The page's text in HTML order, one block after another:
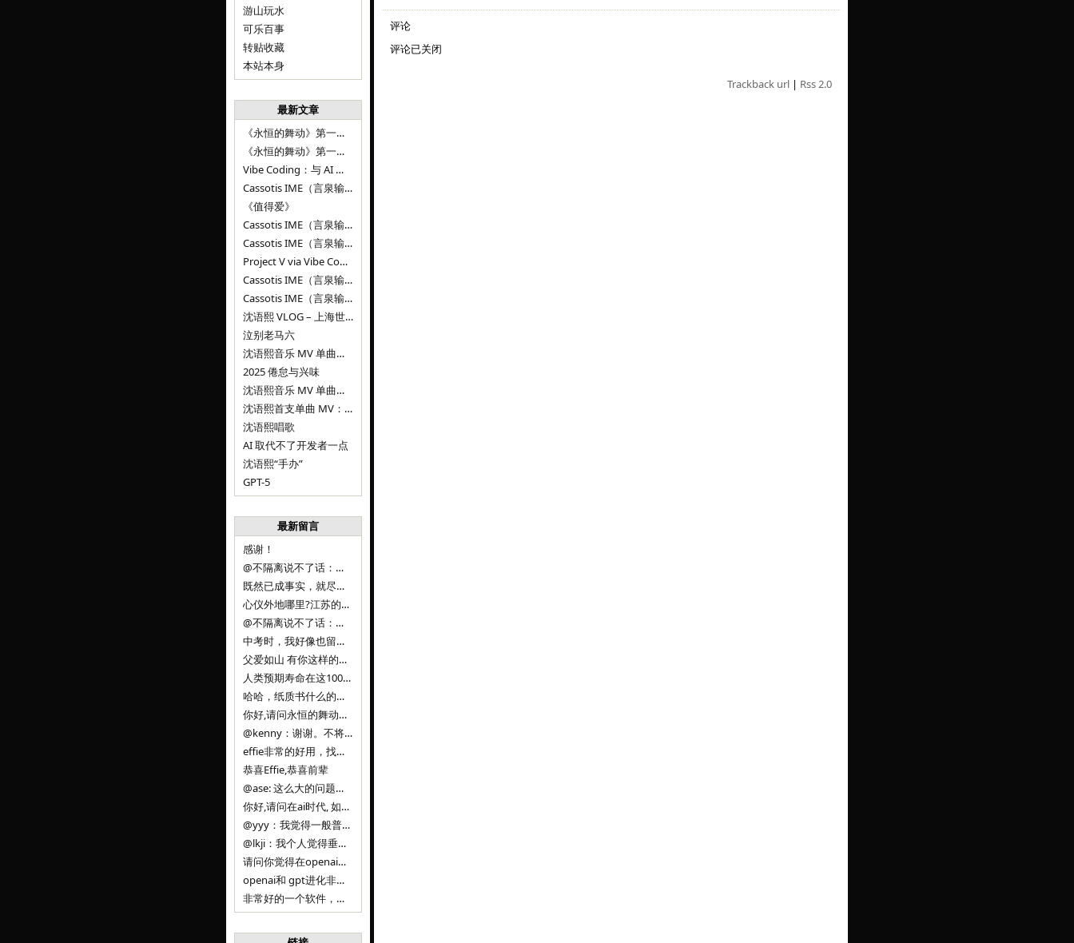
游山玩水
可乐百事
转贴收藏
本站本身
最新文章
《永恒的舞动》第一百二十八章
《永恒的舞动》第一百二十七章
Vibe Coding：与 AI 并肩进步——言泉输入法 v0.4.1
Cassotis IME（言泉输入法）v0.3.1
《值得爱》
Cassotis IME（言泉输入法）v0.2.0
Cassotis IME（言泉输入法）v0.1.0
Project V via Vibe Coding
Cassotis IME（言泉输入法）阶段二
Cassotis IME（言泉输入法）
沈语熙 VLOG – 上海世博文化公园双子山
泣别老马六
沈语熙音乐 MV 单曲第三弹：代码与白T恤
2025 倦怠与兴味
沈语熙音乐 MV 单曲第二弹：优雅时间
沈语熙首支单曲 MV：告别的倒影
沈语熙唱歌
AI 取代不了开发者一点
沈语熙“手办”
GPT-5
最新留言
感谢！
@不隔离说不了话：浙江的
既然已成事实，就尽量接受了。 事情未能如愿已是不幸，没必要为此反复纠结来进行不必要的自我惩罚。 之前问过家里的小朋友是否想学编
心仪外地哪里?江苏的？顺其自然，全面发展才是。
@不隔离说不了话：确实，一晃三年。
中考时，我好像也留言过的，可乐好像和我们考得差不多。 一晃三年，我们江苏24年，物化生612分，女孩。 其实高考只是长跑的
父爱如山 有你这样的父亲做后盾，可乐未来的路一定会走得踏实又精彩
人类预期寿命在这100年，每2-3年增长一岁，到你们这一代大概率能到100岁，46岁还是正当年,可能不是八九点中的太阳了，但还是1
哈哈，纸质书什么的目前没有打算和计划，微信读书我不太熟悉，研究看看。目前，我只发在自己博客和起点上。关于小说内容方面，谢谢你的建议
你好,请问永恒的舞动什么时候可以出版纸质书,或者登陆微信读书.另外小说内容能不能更大气一些,不要只是局限于与一对男女的爱情和ai安
@kenny：谢谢。不将GIF显示为动图，主要是考虑到Effie本身的“极简、无干扰”的设计哲学，动图无疑是“干扰”之一。
effie非常的好用，找了很多年，终于找到这款，已经推荐给身边不少朋友使用和付费。有个小建议，文档里面是否可以增加gif的动图显示
恭喜Effie,恭喜前辈
@ase: 这么大的问题，我觉得我并没有答案。又或者说，每个人（公司）有自己的答案。
你好,请问在ai时代, 如何做软件. 是像以前那样,先构建软件的功能界面和服务,比如Office,嘀嘀打车,airbnb那样的界面
@yyy：我觉得一般普通人（非技术类以及非AI专业领域的人）会接触到的大语言模型肯定是大厂的超级模型。开源模型以后会更多被用在垂直
@lkji：我个人觉得垂直模型会自成一条发展线路的。AI 落地实际应用，一定还是垂直领域会更多。只是，垂直领域每个领域都不大，所以
请问你觉得在openai大语言模型一日千里的情况下，人们还需要去了解学习理解使用开源模型吗，还是说只需要使用openai的大语言模
openai和 gpt进化非常快， 还有垂直模型的机会吗
非常好的一个软件，恭喜。
评论
评论已关闭
Trackback url | Rss 2.0